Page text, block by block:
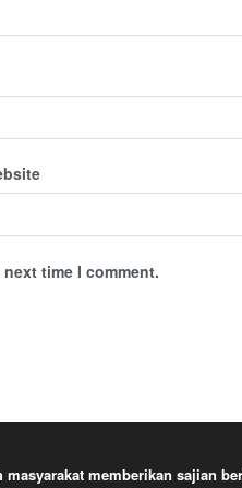
time I comment.
masyarakat memberikan sajian